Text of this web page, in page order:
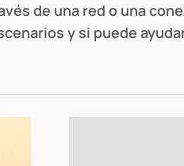
de una red o una
y si puede